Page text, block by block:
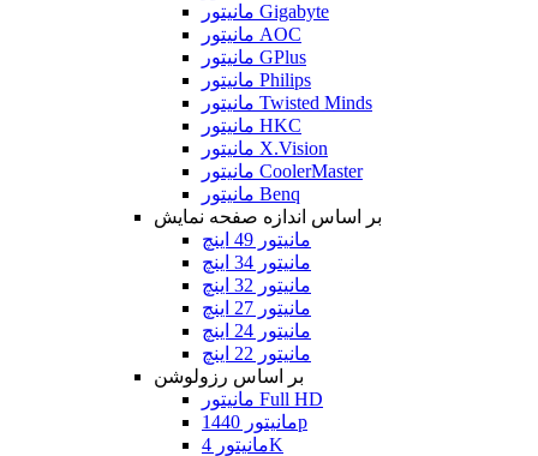
مانیتور Gigabyte
مانیتور AOC
مانیتور GPlus
مانیتور Philips
مانیتور Twisted Minds
مانیتور HKC
مانیتور X.Vision
مانیتور CoolerMaster
مانیتور Benq
بر اساس اندازه صفحه نمایش
مانیتور 49 اینچ
مانیتور 34 اینچ
مانیتور 32 اینچ
مانیتور 27 اینچ
مانیتور 24 اینچ
مانیتور 22 اینچ
بر اساس رزولوشن
مانیتور Full HD
مانیتور 1440p
مانیتور 4K